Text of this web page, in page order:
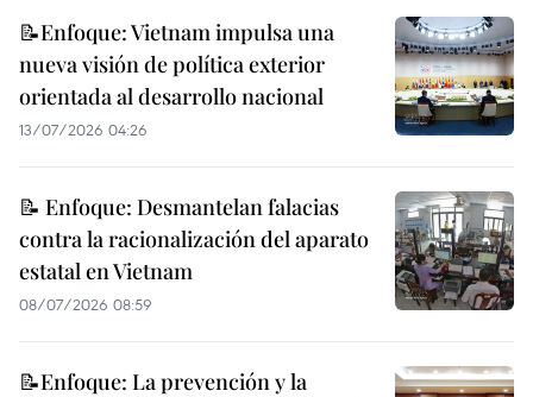
📝Enfoque: Vietnam impulsa una
nueva visión de política exterior
orientada al desarrollo nacional
13/07/2026 04:26
📝 Enfoque: Desmantelan falacias
contra la racionalización del aparato
estatal en Vietnam
08/07/2026 08:59
📝Enfoque: La prevención y la